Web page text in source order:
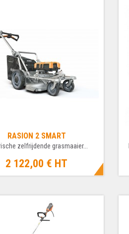
RASION 2 SMART
zelfrijdende grasmaaier...
2 122,00 € HT